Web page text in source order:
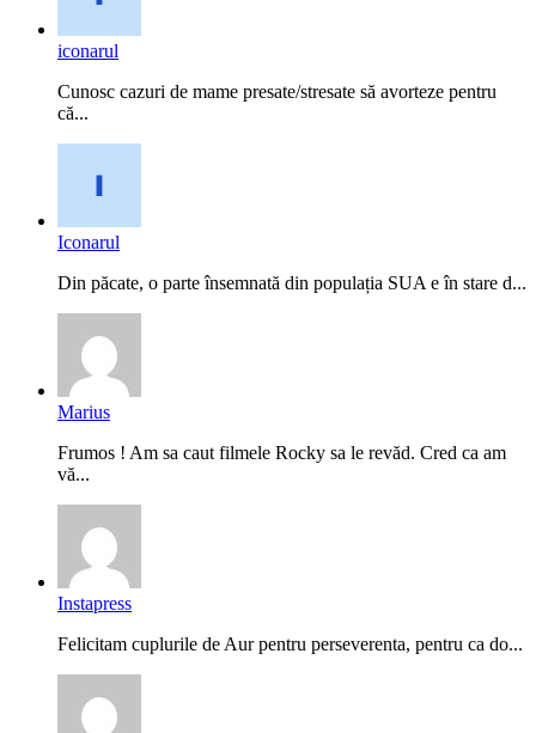
iconarul
Cunosc cazuri de mame presate/stresate să avorteze pentru
că...
Iconarul
Din păcate, o parte însemnată din populația SUA e în stare d...
Marius
Frumos ! Am sa caut filmele Rocky sa le revăd. Cred ca am
vă...
Instapress
Felicitam cuplurile de Aur pentru perseverenta, pentru ca do...